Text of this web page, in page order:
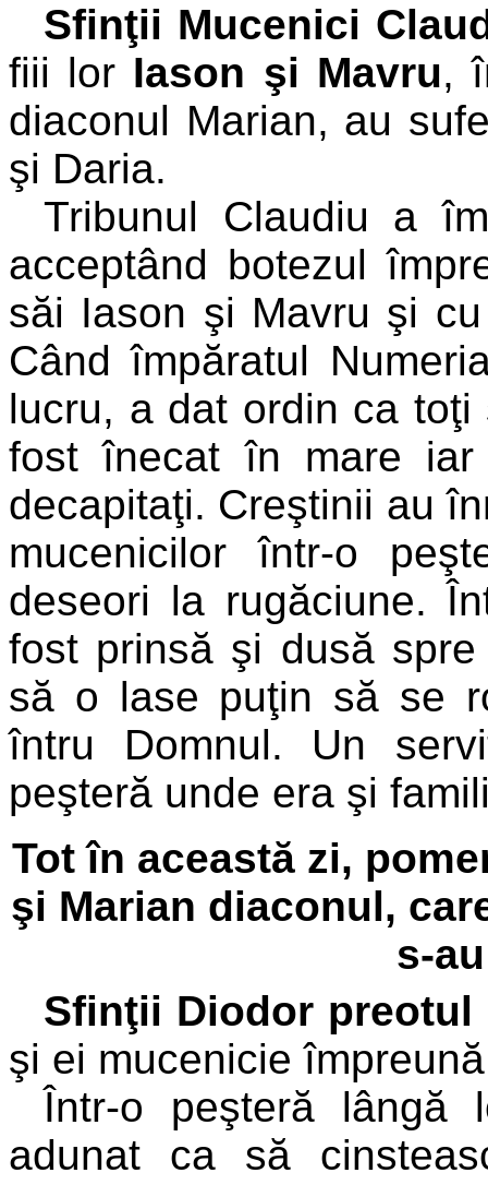
Sfinţii Mucenici
fiii lor Iason şi Mavru,
diaconul Marian, au
şi Daria.
Tribunul Claudiu a
acceptând botezul
săi Iason şi Mavru şi
Când împăratul
lucru, a dat ordin ca
fost înecat în mare
decapitaţi. Creştinii au
mucenicilor într-o
deseori la rugăciune.
fost prinsă şi dusă
să o lase puţin să se
întru Domnul. Un
peşteră unde era şi
Tot în această zi,
şi Marian diaconul,
s-
Sfinţii Diodor
şi ei mucenicie
Într-o peşteră lângă
adunat ca să